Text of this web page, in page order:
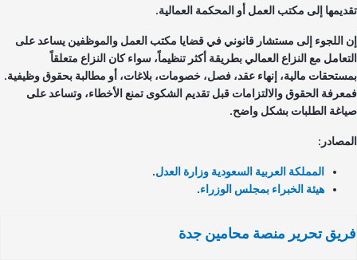
إلى مكتب العمل أو المحكمة العمالية.
اللجوء إلى مستشار قانوني في قضايا مكتب العمل والموظفين يساعد على
مع النزاع العمالي بطريقة أكثر تنظيماً، سواء كان النزاع متعلقاً
مالية، إنهاء عقد، فصل، خصومات، بلاغات، أو مطالبة بحقوق وظيفية.
الحقوق والالتزامات قبل تقديم الشكوى تمنع الأخطاء، وتساعد على
الطلبات بشكل واضح.
المملكة العربية السعودية وزارة العدل.
هيئة الخبراء بمجلس الوزراء
تحرير منصة محامين جدة